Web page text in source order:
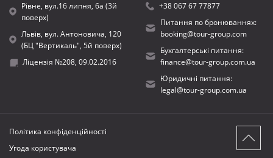
Рівне, вул.16 липня, 6а (3й
поверх)
Львів, вул. Антоновича, 120
(БЦ "Вертикаль", 5й поверх)
Ліцензія №208, 09.02.2016
+38 067 67 77877
Питання по бронюваннях:
booking@tour-group.com
Бухгалтерські питання:
finance@tour-group.com.ua
Юридичні питання:
legal@tour-group.com.ua
Політика конфіденційності
Угода користувача